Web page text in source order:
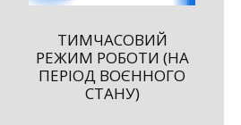
ТИМЧАСОВИЙ
РЕЖИМ РОБОТИ (НА
ПЕРІОД ВОЄННОГО
СТАНУ)